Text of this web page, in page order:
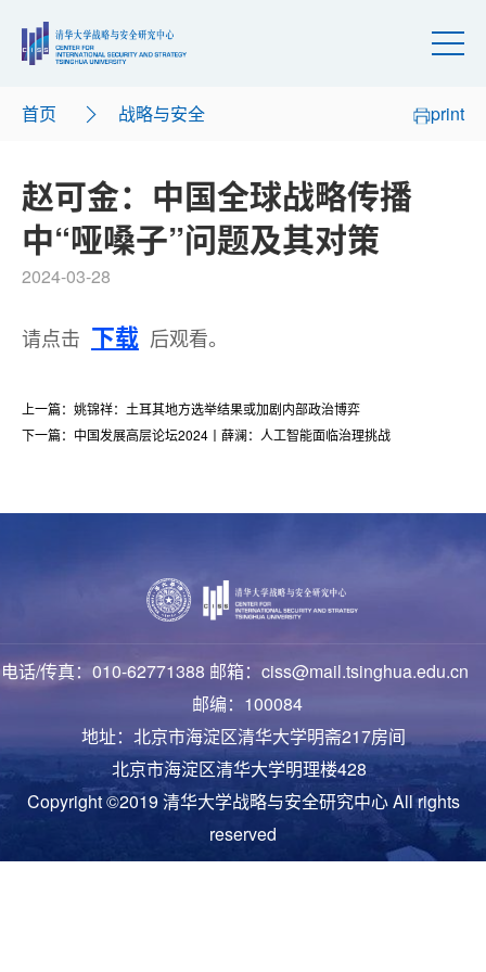
首页 战略与安全 print
赵可金：中国全球战略传播
中“哑嗓子”问题及其对策
2024-03-28
请点击 下载 后观看。
上一篇：姚锦祥：土耳其地方选举结果或加剧内部政治博弈
下一篇：中国发展高层论坛2024丨薛澜：人工智能面临治理挑战
电话/传真：010-62771388 邮箱：ciss@mail.tsinghua.edu.cn
邮编：100084
地址：北京市海淀区清华大学明斋217房间
北京市海淀区清华大学明理楼428
Copyright ©2019 清华大学战略与安全研究中心 All rights
reserved